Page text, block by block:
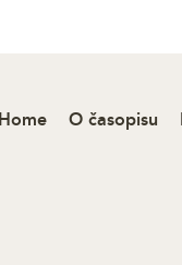
Home O časopisu